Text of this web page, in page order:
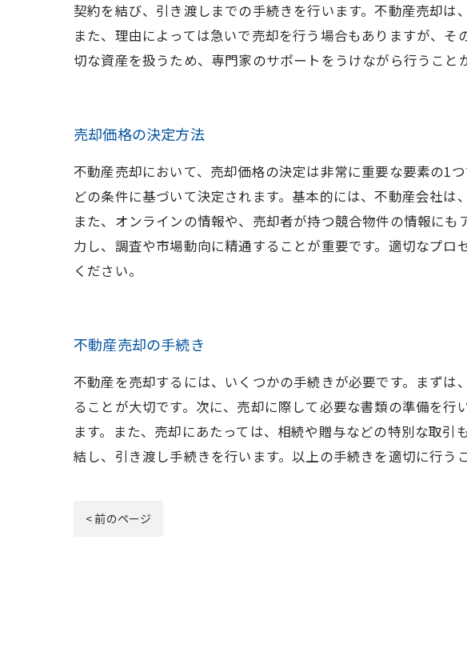
契約を結び、引き渡しまでの手続きを行います。不動産売却は
また、理由によっては急いで売却を行う場合もありますが、
切な資産を扱うため、専門家のサポートをうけながら行うこと
売却価格の決定方法
不動産売却において、売却価格の決定は非常に重要な要素の1
どの条件に基づいて決定されます。基本的には、不動産会社
また、オンラインの情報や、売却者が持つ競合物件の情報に
力し、調査や市場動向に精通することが重要です。適切なプ
ください。
不動産売却の手続き
不動産を売却するには、いくつかの手続きが必要です。まず
ることが大切です。次に、売却に際して必要な書類の準備を
ます。また、売却にあたっては、相続や贈与などの特別な取
結し、引き渡し手続きを行います。以上の手続きを適切に行う
< 前のページ